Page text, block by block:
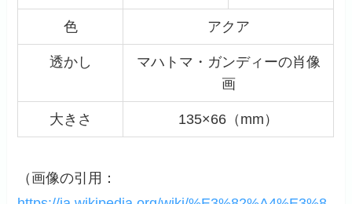
色 アクア
透かし
マハトマ・ガンディーの肖像
画
大きさ 135×66（mm）
（画像の引用：